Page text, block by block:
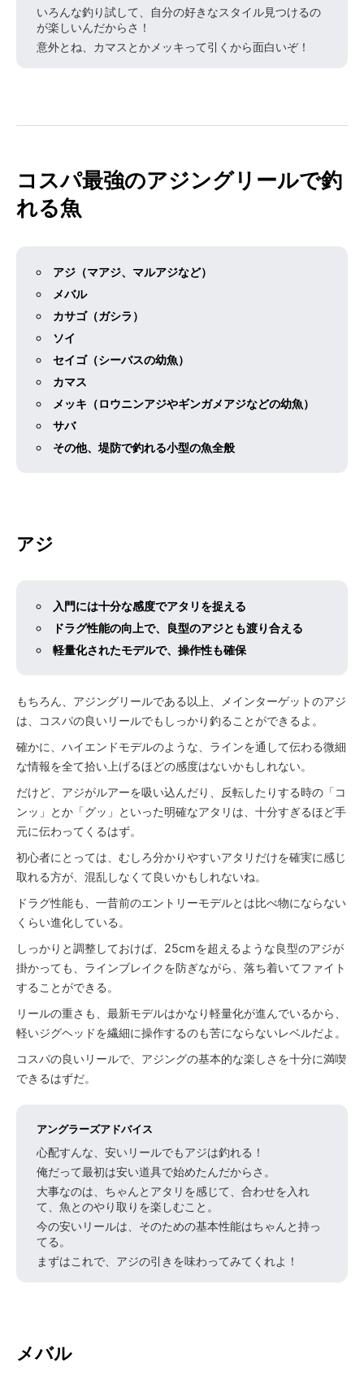
いろんな釣り試して、自分の好きなスタイル見つけるの
が楽しいんだからさ！
意外とね、カマスとかメッキって引くから面白いぞ！
コスパ最強のアジングリールで釣
れる魚
アジ（マアジ、マルアジなど）
メバル
カサゴ（ガシラ）
ソイ
セイゴ（シーバスの幼魚）
カマス
メッキ（ロウニンアジやギンガメアジなどの幼魚）
サバ
その他、堤防で釣れる小型の魚全般
アジ
入門には十分な感度でアタリを捉える
ドラグ性能の向上で、良型のアジとも渡り合える
軽量化されたモデルで、操作性も確保
もちろん、アジングリールである以上、メインターゲットのアジ
は、コスパの良いリールでもしっかり釣ることができるよ。
確かに、ハイエンドモデルのような、ラインを通して伝わる微細
な情報を全て拾い上げるほどの感度はないかもしれない。
だけど、アジがルアーを吸い込んだり、反転したりする時の「コ
ンッ」とか「グッ」といった明確なアタリは、十分すぎるほど手
元に伝わってくるはず。
初心者にとっては、むしろ分かりやすいアタリだけを確実に感じ
取れる方が、混乱しなくて良いかもしれないね。
ドラグ性能も、一昔前のエントリーモデルとは比べ物にならない
くらい進化している。
しっかりと調整しておけば、25cmを超えるような良型のアジが
掛かっても、ラインブレイクを防ぎながら、落ち着いてファイト
することができる。
リールの重さも、最新モデルはかなり軽量化が進んでいるから、
軽いジグヘッドを繊細に操作するのも苦にならないレベルだよ。
コスパの良いリールで、アジングの基本的な楽しさを十分に満喫
できるはずだ。
アングラーズアドバイス
心配すんな、安いリールでもアジは釣れる！
俺だって最初は安い道具で始めたんだからさ。
大事なのは、ちゃんとアタリを感じて、合わせを入れ
て、魚とのやり取りを楽しむこと。
今の安いリールは、そのための基本性能はちゃんと持っ
てる。
まずはこれで、アジの引きを味わってみてくれよ！
メバル